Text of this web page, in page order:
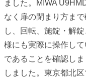
ました。MIWA
なく扉の閉まり方ま
し、回転、施錠・解
様にも実際に操作し
であることを確認し
しました。東京都北